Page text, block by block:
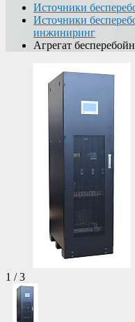
Источники
Источники
инжиниринг
Агрегат
1 /3